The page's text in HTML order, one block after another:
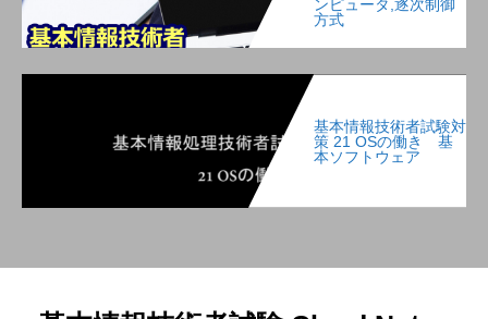
ンピュータ,逐次制御
方式
基本情報技術者試験対
策 21 OSの働き 基
本ソフトウェア